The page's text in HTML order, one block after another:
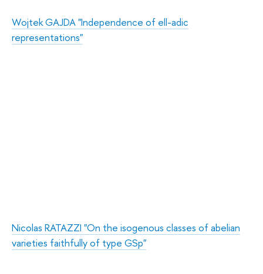
Wojtek GAJDA "Independence of ell-adic
representations"
Nicolas RATAZZI "On the isogenous classes of abelian
varieties faithfully of type GSp"